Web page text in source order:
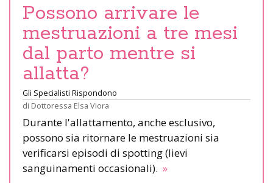
Possono arrivare le
mestruazioni a tre mesi
dal parto mentre si
allatta?
Gli Specialisti Rispondono
di Dottoressa Elsa Viora
Durante l'allattamento, anche esclusivo,
possono sia ritornare le mestruazioni sia
verificarsi episodi di spotting (lievi
sanguinamenti occasionali). »